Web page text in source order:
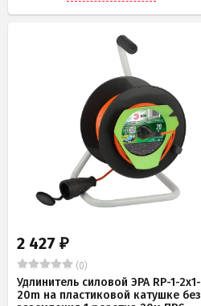
2 427 ₽
(0)
Удлинитель силовой ЭРА RP-1-2x1-
20m на пластиковой катушке без